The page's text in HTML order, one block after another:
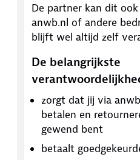
De partner kan dit
anwb.nl of andere
blijft wel altijd zelf
De belangrijkste
zorgt dat jij via
betalen en
gewend bent
betaalt